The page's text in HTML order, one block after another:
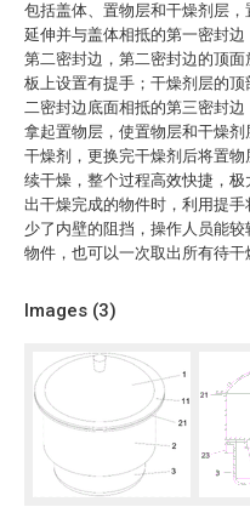
包括盖体、置物层和干燥剂层
延伸并与盖体相抵的第一密封
第二密封边，第二密封边的顶
板上设置有提手；干燥剂层的
二密封边底面相抵的第三密封
拿起置物层，使置物层和干燥
干燥剂，更换完干燥剂后将置
续干燥，整个过程高效快捷，
出干燥完成的物件时，利用提
少了内壁的阻挡，操作人员能
物件，也可以一次取出所有待干
Images (3)